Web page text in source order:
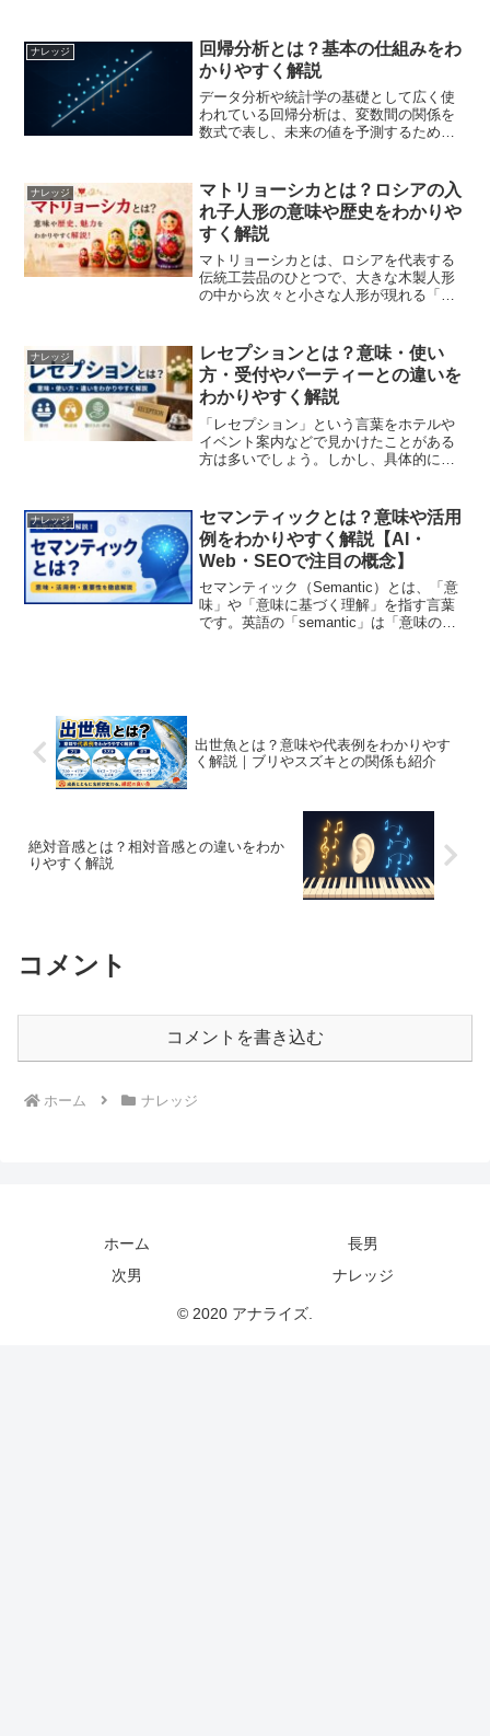
が魅力です。角打ちの由来と歴史「角」
は店内の隅、「打ち」は升で...
ナレッジ
回帰分析とは？基本の仕組みをわ
かりやすく解説
データ分析や統計学の基礎として広く使
われている回帰分析は、変数間の関係を
数式で表し、未来の値を予測するための
り、データを扱う職種では特に重要な知
識となっています。本記事で...
ナレッジ
マトリョーシカとは？ロシアの入
れ子人形の意味や歴史をわかりや
すく解説
マトリョーシカとは、ロシアを代表する
伝統工芸品のひとつで、大きな木製人形
の中から次々と小さな人形が現れる「入
り、日本でも高い知名度があります。見
た目の可愛らしさだけでな...
ナレッジ
レセプションとは？意味・使い
方・受付やパーティーとの違いを
わかりやすく解説
「レセプション」という言葉をホテルや
イベント案内などで見かけたことがある
方は多いでしょう。しかし、具体的にど
ます。この記事では、「レセプション」
の意味、使い方、関連する...
ナレッジ
セマンティックとは？意味や活用
例をわかりやすく解説【AI・
Web・SEOで注目の概念】
セマンティック（Semantic）とは、「意
味」や「意味に基づく理解」を指す言葉
です。英語の「semantic」は「意味の」
出世魚とは？意味や代表例をわかりやす
く解説｜ブリやスズキとの関係も紹介
絶対音感とは？相対音感との違いをわか
りやすく解説
コメント
コメントを書き込む
ホーム ナレッジ
ホーム
長男
次男
ナレッジ
© 2020 アナライズ.